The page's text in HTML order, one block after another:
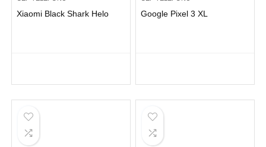
Xiaomi Black Shark Helo Google Pixel 3 XL